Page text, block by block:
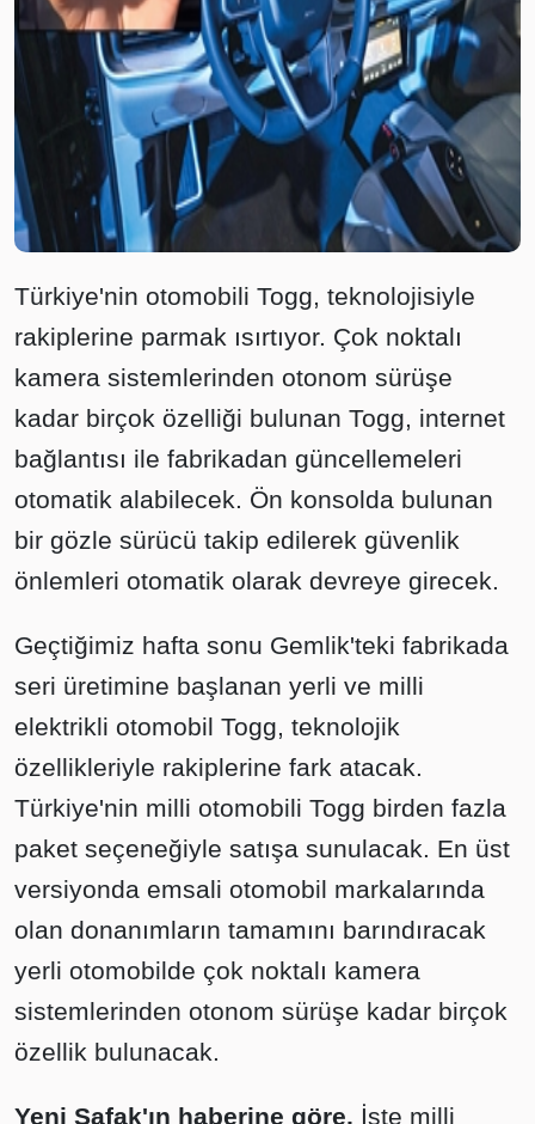
Türkiye'nin otomobili Togg, teknolojisiyle
rakiplerine parmak ısırtıyor. Çok noktalı
kamera sistemlerinden otonom sürüşe
kadar birçok özelliği bulunan Togg, internet
bağlantısı ile fabrikadan güncellemeleri
otomatik alabilecek. Ön konsolda bulunan
bir gözle sürücü takip edilerek güvenlik
önlemleri otomatik olarak devreye girecek.
Geçtiğimiz hafta sonu Gemlik'teki fabrikada
seri üretimine başlanan yerli ve milli
elektrikli otomobil Togg, teknolojik
özellikleriyle rakiplerine fark atacak.
Türkiye'nin milli otomobili Togg birden fazla
paket seçeneğiyle satışa sunulacak. En üst
versiyonda emsali otomobil markalarında
olan donanımların tamamını barındıracak
yerli otomobilde çok noktalı kamera
sistemlerinden otonom sürüşe kadar birçok
özellik bulunacak.
Yeni Şafak'ın haberine göre, İşte milli